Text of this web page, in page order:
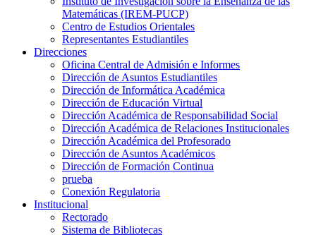
Matemáticas (IREM-PUCP)
Centro de Estudios Orientales
Representantes Estudiantiles
Direcciones
Oficina Central de Admisión e Informes
Dirección de Asuntos Estudiantiles
Dirección de Informática Académica
Dirección de Educación Virtual
Dirección Académica de Responsabilidad Social
Dirección Académica de Relaciones Institucionales
Dirección Académica del Profesorado
Dirección de Asuntos Académicos
Dirección de Formación Continua
prueba
Conexión Regulatoria
Institucional
Rectorado
Sistema de Bibliotecas